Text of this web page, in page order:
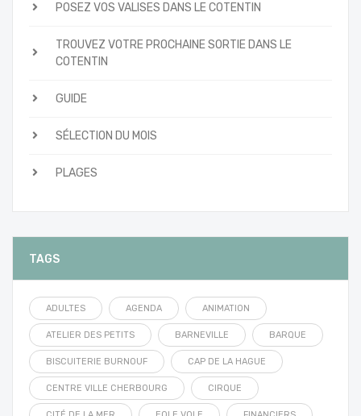
POSEZ VOS VALISES DANS LE COTENTIN
TROUVEZ VOTRE PROCHAINE SORTIE DANS LE
COTENTIN
GUIDE
SÉLECTION DU MOIS
PLAGES
TAGS
ADULTES AGENDA ANIMATION
ATELIER DES PETITS BARNEVILLE BARQUE
BISCUITERIE BURNOUF CAP DE LA HAGUE
CENTRE VILLE CHERBOURG CIRQUE